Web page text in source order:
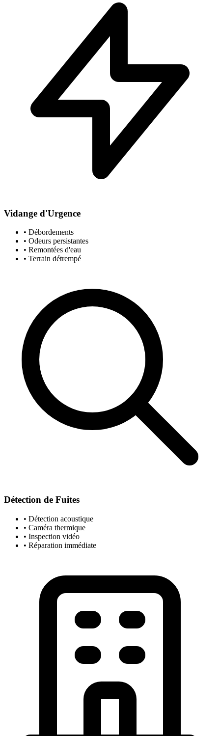
Vidange d'Urgence
• Débordements
• Odeurs persistantes
• Remontées d'eau
• Terrain détrempé
Détection de Fuites
• Détection acoustique
• Caméra thermique
• Inspection vidéo
• Réparation immédiate